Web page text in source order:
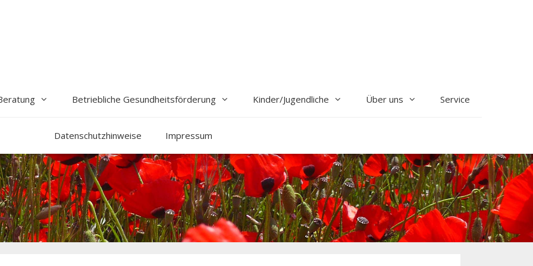
Betriebliche Gesundheitsförderung Kinder/Jugendliche Über uns Service
Datenschutzhinweise Impressum